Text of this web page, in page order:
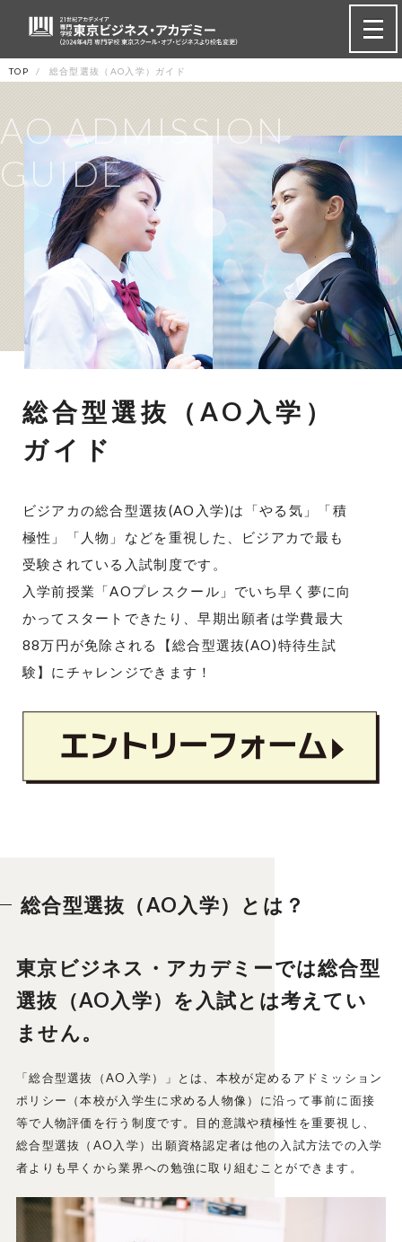
TOP 総合型選抜（AO入学）ガイド
AO ADMISSION
GUIDE
総合型選抜（AO入学）
ガイド
ビジアカの総合型選抜(AO入学)は
「やる気」「積
極性」「人物」などを重視した、
ビジアカで最も
受験されている入試制度です。
入学前授業「AOプレスクール」でいち早く夢に向
かってスタートできたり、早期出願者は学費最大
88万円が免除される
【総合型選抜(AO)特待生試
験】にチャレンジできます！
総合型選抜（AO入学）とは？
東京ビジネス・アカデミーでは総合型
選抜（AO入学）を入試とは考えてい
ません。
「総合型選抜（AO入学）」とは、本校が定めるアドミッション
ポリシー（本校が入学生に求める人物像）に沿って事前に面接
等で人物評価を行う制度です。目的意識や積極性を重要視し、
総合型選抜（AO入学）出願資格認定者は他の入試方法での入学
者よりも早くから業界への勉強に取り組むことができます。